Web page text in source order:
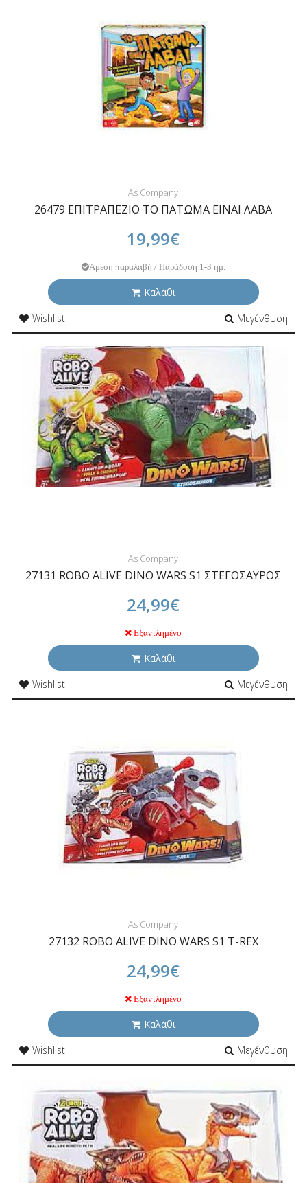
As Company
26479 ΕΠΙΤΡΑΠΕΖΙΟ ΤΟ ΠΑΤΩΜΑ ΕΙΝΑΙ ΛΑΒΑ
19,99€
Άμεση παραλαβή / Παράδοση 1-3 ημ.
Καλάθι
Wishlist
Μεγένθυση
As Company
27131 ROBO ALIVE DINO WARS S1 ΣΤΕΓΟΣΑΥΡΟΣ
24,99€
Εξαντλημένο
Καλάθι
Wishlist
Μεγένθυση
As Company
27132 ROBO ALIVE DINO WARS S1 T-REX
24,99€
Εξαντλημένο
Καλάθι
Wishlist
Μεγένθυση